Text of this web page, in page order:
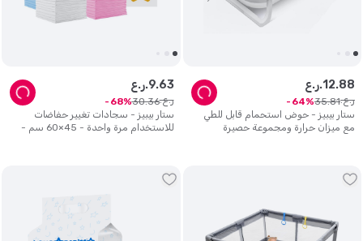
ستار بيبيز - حوض استحمام قابل للطي
مع ميزان حرارة ومجموعة حصيرة
ر.ع.12.88
ر.ع. 35.81
64
ستار بيبيز - سجادات تغيير حفاضات
للاستخدام مرة واحدة - 45×60 سم -
ر.ع.9.63
ر.ع. 30.36
68